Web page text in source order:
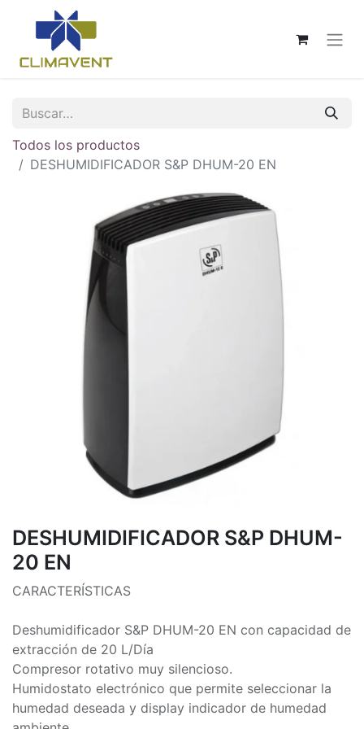
Todos los productos
DESHUMIDIFICADOR S&P DHUM-20 EN
DESHUMIDIFICADOR S&P DHUM-
20 EN
CARACTERÍSTICAS
Deshumidificador S&P DHUM-20 EN con capacidad de
extracción de 20 L/Día
Compresor rotativo muy silencioso.
Humidostato electrónico que permite seleccionar la
humedad deseada y display indicador de humedad